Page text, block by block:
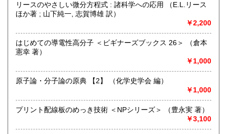
書籍の買取について
自然科学等の学術書・専門書・その他資料買取り致します。
電話・FAX・メール等でお気軽にご相談下さいませ。
出張買取・配送料着払い(当店の支払い)で送って頂くことも
可能でございます。
取り扱い分野
【地球科学(地質・鉱物)・天文学・動物学・植物学・その他
自然科学】
リースのやさしい微分方程式 : 諸科学への応用 （E.L.リース
ほか著 ; 山下純一, 志賀博雄 訳）
￥2,200
はじめての導電性高分子 ＜ビギナーズブックス 26＞ （倉本
憲幸 著）
￥1,000
原子論・分子論の原典 【2】 （化学史学会 編）
￥1,000
プリント配線板のめっき技術 ＜NPシリーズ＞ （豊永実 著）
￥3,100